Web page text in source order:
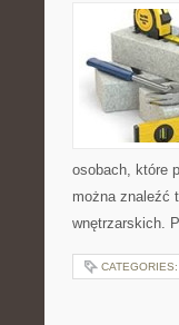
osobach, które
można znaleźć
wnętrzarskich.
CATEGORIES: